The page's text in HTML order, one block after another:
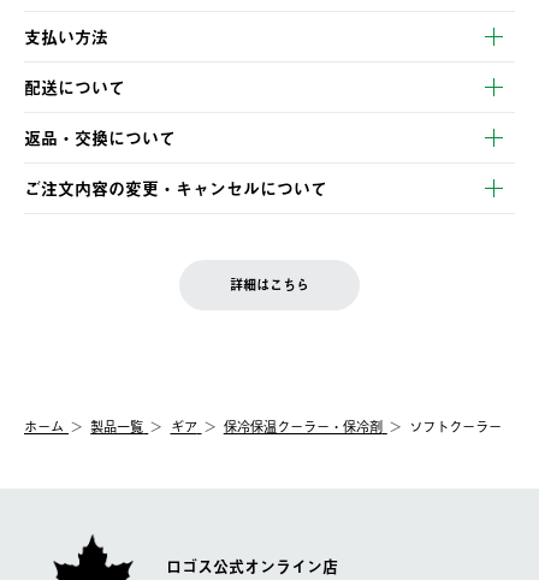
支払い方法
以下のいずれかの方法でお支払いいただけます。
・クレジットカード決済
・コンビニ決済
・Pay-easy決済
配送について
【発送スケジュール】
ご注文・ご入金完了より2営業日以内に商品を発送いたします。
土日祝の発送はございませんので、木曜日以降のご注文は週明け
の発送となる場合がございます。
【配送業者】
佐川急便にて配送されます。
返品・交換について
※お客様都合の場合
お客様都合の返品にかかる送料は、お客様ご負担とさせていただ
一度お手元の商品を返品いただき、ご希望商品を再注文してくだ
ご注文内容の変更・キャンセルについて
LOGOS FAMILY会員の方は、会員マイページ内 購入履歴画面に
詳細はこちら
ホーム 製品一覧 ギア 保冷保温クーラー・保冷剤 ソフトクーラー
ロゴス公式オンライン店